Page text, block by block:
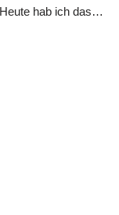
hab ich das…